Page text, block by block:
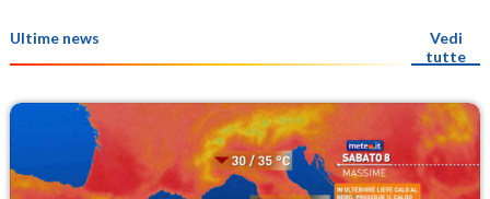
Ultime news
Vedi
tutte